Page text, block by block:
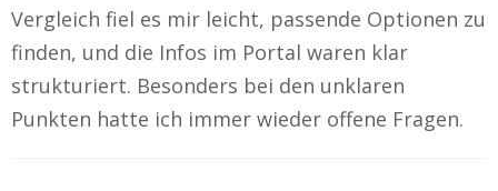
Vergleich fiel es mir leicht, passende Optionen zu
finden, und die Infos im Portal waren klar
strukturiert. Besonders bei den unklaren
Punkten hatte ich immer wieder offene Fragen.